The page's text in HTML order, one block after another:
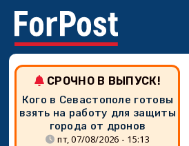
СРОЧНО В ВЫПУСК!
Кого в Севастополе готовы
взять на работу для защиты
города от дронов
пт, 07/08/2026 - 15:13